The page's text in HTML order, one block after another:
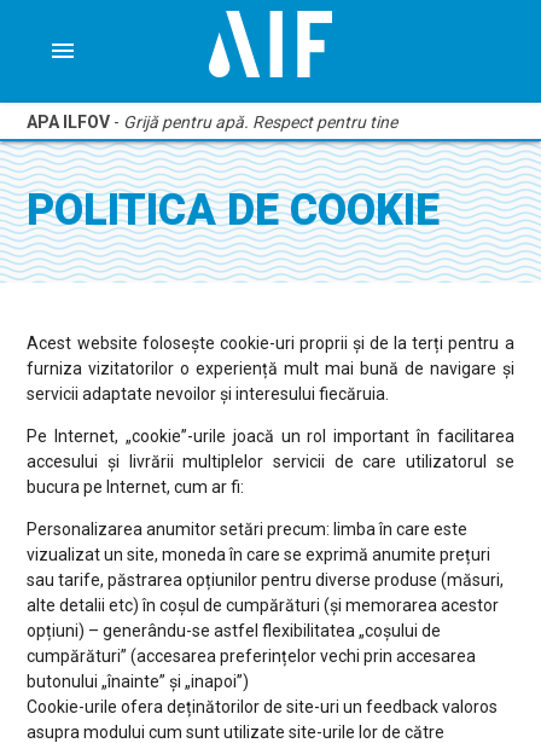
menu
APA ILFOV - Grijă pentru apă. Respect pentru tine
POLITICA DE COOKIE
Acest website folosește cookie-uri proprii și de la terți pentru a
furniza vizitatorilor o experiență mult mai bună de navigare și
servicii adaptate nevoilor și interesului fiecăruia.
Pe Internet, „cookie”-urile joacă un rol important în facilitarea
accesului și livrării multiplelor servicii de care utilizatorul se
bucura pe Internet, cum ar fi:
Personalizarea anumitor setări precum: limba în care este
vizualizat un site, moneda în care se exprimă anumite prețuri
sau tarife, păstrarea opțiunilor pentru diverse produse (măsuri,
alte detalii etc) în coșul de cumpărături (și memorarea acestor
opțiuni) – generându-se astfel flexibilitatea „coșului de
cumpărături” (accesarea preferințelor vechi prin accesarea
butonului „înainte” și „inapoi”)
Cookie-urile ofera deținătorilor de site-uri un feedback valoros
asupra modului cum sunt utilizate site-urile lor de către